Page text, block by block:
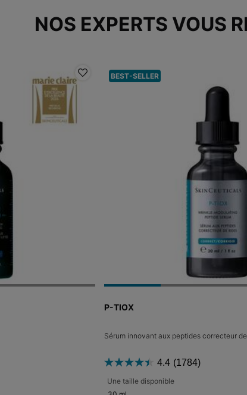
NOS EXPERTS VOUS
BEST-SELLER
P-TIOX
Sérum innovant aux peptides correcteur
4.4 (1784)
Une taille disponible